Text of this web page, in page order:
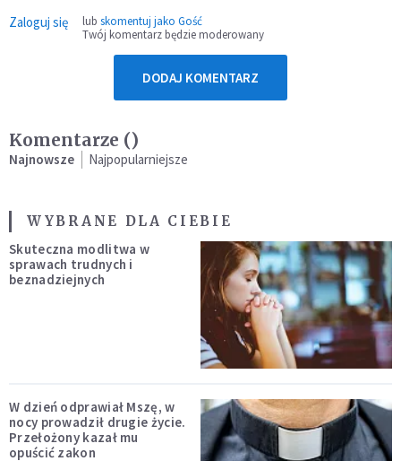
Zaloguj się lub skomentuj jako Gość
Twój komentarz będzie moderowany
DODAJ KOMENTARZ
Komentarze ()
Najnowsze Najpopularniejsze
WYBRANE DLA CIEBIE
Skuteczna modlitwa w
sprawach trudnych i
beznadziejnych
W dzień odprawiał Mszę, w
nocy prowadził drugie życie.
Przełożony kazał mu
opuścić zakon